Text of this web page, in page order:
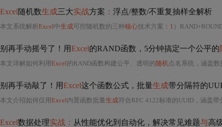
Excel随机数生成三大实战方案 ： 浮点/整数/不重复抽样全解析
本文系统解析Excel中生成可控随机数的三种核心技术方案 ：1 ）RAND+ROUND组合实现精度可控的浮点随机
别再手动摇号了！用Excel的RAND函数，5分钟搞定一个公平的
本文详解如何利用Excel的RAND函数构建公平、透明的随机点名系统，涵盖数
别再手动敲了！用Excel这个函数公式，批量生成带分隔符的
本文介绍如何仅用Excel内置函数批量生成符合RFC 4122标准的UUID，涵盖带分隔符
Excel数据处理实战： 从性能优化到自动化，解决常见难题与高